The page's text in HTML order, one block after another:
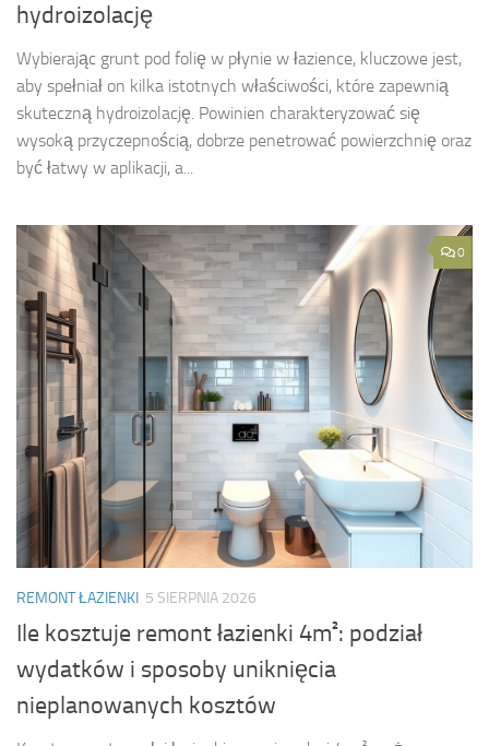
hydroizolację
Wybierając grunt pod folię w płynie w łazience, kluczowe jest,
aby spełniał on kilka istotnych właściwości, które zapewnią
skuteczną hydroizolację. Powinien charakteryzować się
wysoką przyczepnością, dobrze penetrować powierzchnię oraz
być łatwy w aplikacji, a...
0
REMONT ŁAZIENKI 5 SIERPNIA 2026
Ile kosztuje remont łazienki 4m²: podział
wydatków i sposoby uniknięcia
nieplanowanych kosztów